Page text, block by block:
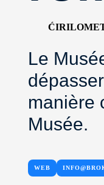
Le
manière
Musée.
WEB